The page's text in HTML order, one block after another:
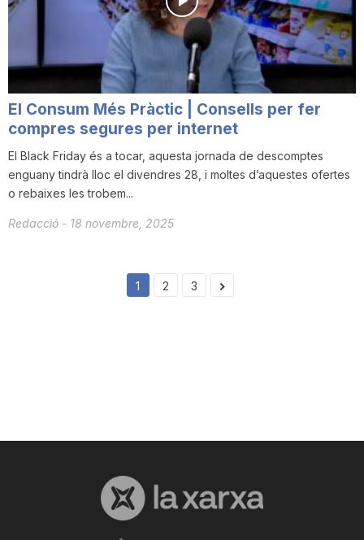
El Consum Més Pràctic | Consells per fer
compres segures per internet
El Black Friday és a tocar, aquesta jornada de descomptes
enguany tindrà lloc el divendres 28, i moltes d’aquestes ofertes
o rebaixes les trobem...
Redacció - 18 novembre, 2025
1 2 3